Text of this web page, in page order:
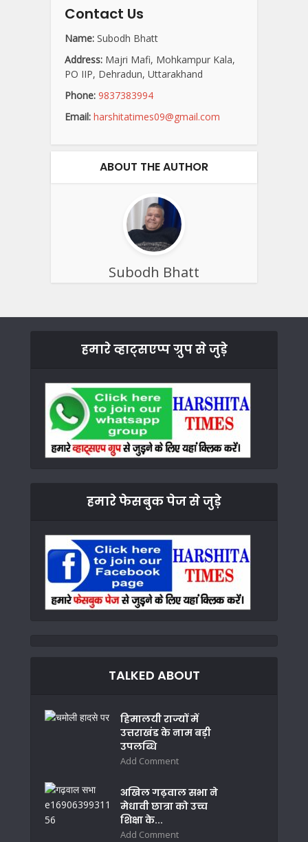
Contact Us
Name: Subodh Bhatt
Address: Majri Mafi, Mohkampur Kala,
PO IIP, Dehradun, Uttarakhand
Phone: 9837383994
Email: harshitatimes09@gmail.com
ABOUT THE AUTHOR
Subodh Bhatt
हमारे व्हाट्सएप्प ग्रुप से जुड़े
हमारे फेसबुक पेज से जुड़े
TALKED ABOUT
हिमालयी राज्यों में
उत्तराखंड के नाम बड़ी
उपलब्धि
Add Comment
अखिल गढ़वाल सभा ने
मेधावी छात्रा को उच्च
शिक्षा के...
Add Comment